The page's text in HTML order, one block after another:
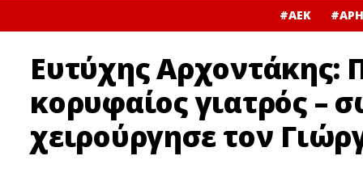
#ΑΕΚ
Ευτύχης Αρχοντάκης:
κορυφαίος γιατρός –
χειρούργησε τον